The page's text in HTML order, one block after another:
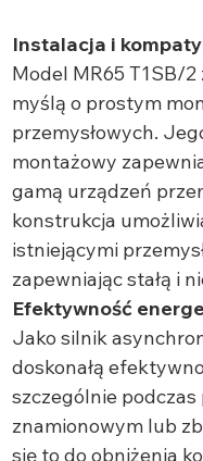
Instalacja i
Model MR65 T1SB/
myślą o prostym
przemysłowych.
montażowy
gamą urządzeń
konstrukcja
istniejącymi
zapewniając stałą i
Efektywność
Jako silnik
doskonałą
szczególnie
znamionowym lub
się to do obniżenia